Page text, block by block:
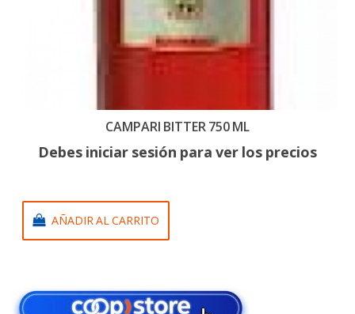
CAMPARI BITTER 750 ML
Debes iniciar sesión para ver los precios
AÑADIR AL CARRITO